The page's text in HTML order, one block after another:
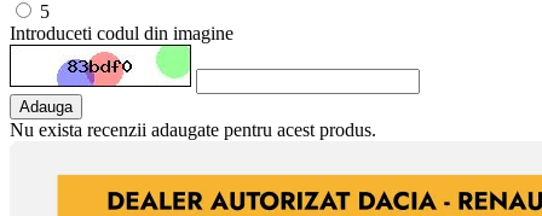
5
Introduceti codul din imagine
Adauga
Nu exista recenzii adaugate pentru acest produs.